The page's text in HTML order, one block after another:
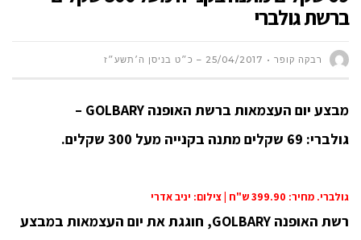
ברשת גולברי
רבקה קופר 25/04/2017 – כ״ט בניסן ה׳תשע״ז
מבצע יום העצמאות ברשת האופנה
GOLBARY –
גולברי: 69 שקלים מתנה בקנייה מעל 300 שקלים.
גולברי. מחיר: 399.90 ש"ח | צילום: יניב אדרי
רשת האופנה GOLBARY, חוגגת את יום העצמאות במבצע